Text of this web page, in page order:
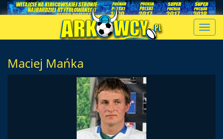
Maciej Mańka